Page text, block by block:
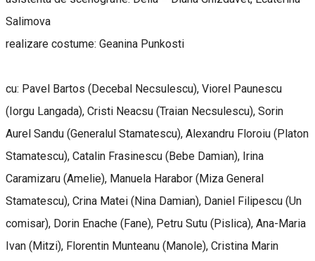
Salimova
realizare costume: Geanina Punkosti
cu: Pavel Bartos (Decebal Necsulescu), Viorel Paunescu
(Iorgu Langada), Cristi Neacsu (Traian Necsulescu), Sorin
Aurel Sandu (Generalul Stamatescu), Alexandru Floroiu (Platon
Stamatescu), Catalin Frasinescu (Bebe Damian), Irina
Caramizaru (Amelie), Manuela Harabor (Miza General
Stamatescu), Crina Matei (Nina Damian), Daniel Filipescu (Un
comisar), Dorin Enache (Fane), Petru Sutu (Pislica), Ana-Maria
Ivan (Mitzi), Florentin Munteanu (Manole), Cristina Marin